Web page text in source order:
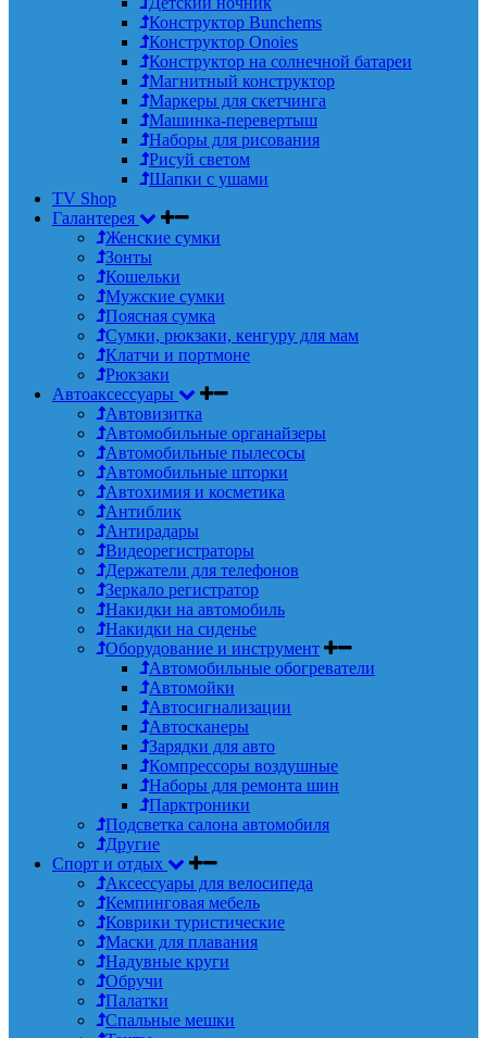
Конструктор Bunchems
Конструктор Onoies
Конструктор на солнечной батареи
Магнитный конструктор
Маркеры для скетчинга
Машинка-перевертыш
Наборы для рисования
Рисуй светом
Шапки с ушами
TV Shop
Галантерея
Женские сумки
Зонты
Кошельки
Мужские сумки
Поясная сумка
Сумки, рюкзаки, кенгуру для мам
Клатчи и портмоне
Рюкзаки
Автоаксессуары
Автовизитка
Автомобильные органайзеры
Автомобильные пылесосы
Автомобильные шторки
Автохимия и косметика
Антиблик
Антирадары
Видеорегистраторы
Держатели для телефонов
Зеркало регистратор
Накидки на автомобиль
Накидки на сиденье
Оборудование и инструмент
Автомобильные обогреватели
Автомойки
Автосигнализации
Автосканеры
Зарядки для авто
Компрессоры воздушные
Наборы для ремонта шин
Парктроники
Подсветка салона автомобиля
Другие
Спорт и отдых
Аксессуары для велосипеда
Кемпинговая мебель
Коврики туристические
Маски для плавания
Надувные круги
Обручи
Палатки
Спальные мешки